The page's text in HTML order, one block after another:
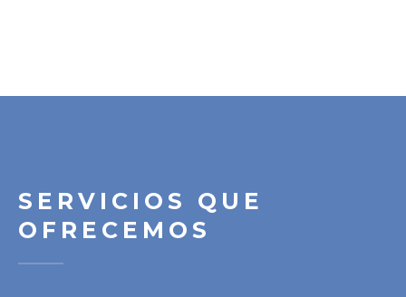
SERVICIOS QUE
OFRECEMOS